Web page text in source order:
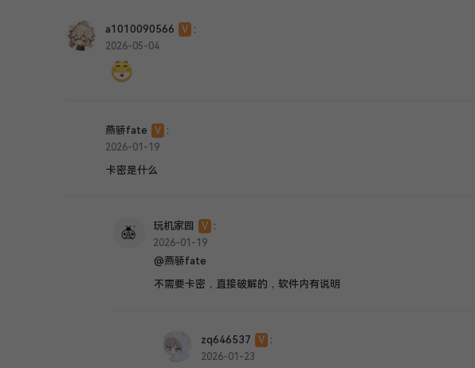
a1010090566 V :
2026-05-04
燕骄fate V :
2026-01-19
卡密是什么
玩机家园 V :
2026-01-19
@燕骄fate
不需要卡密，直接破解的，软件内有说明
zq646537 V :
2026-01-23